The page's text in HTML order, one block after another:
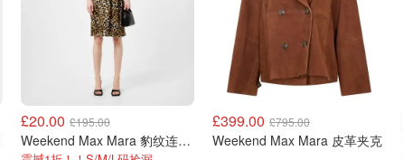
£20.00 £195.00
Weekend Max Mara 豹纹连衣裙
£399.00 £795.00
Weekend Max Mara 皮革夹克